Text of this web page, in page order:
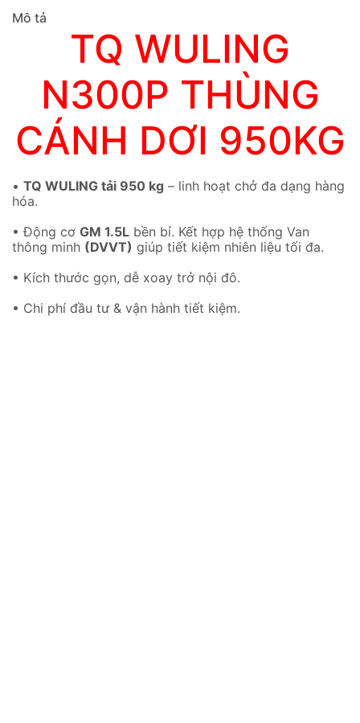
Mô tả
TQ WULING
N300P THÙNG
CÁNH DƠI 950KG
• TQ WULING tải 950 kg – linh hoạt chở đa dạng hàng
hóa.
• Động cơ GM 1.5L bền bỉ. Kết hợp hệ thống Van
thông minh (DVVT) giúp tiết kiệm nhiên liệu tối đa.
• Kích thước gọn, dễ xoay trở nội đô.
• Chi phí đầu tư & vận hành tiết kiệm.